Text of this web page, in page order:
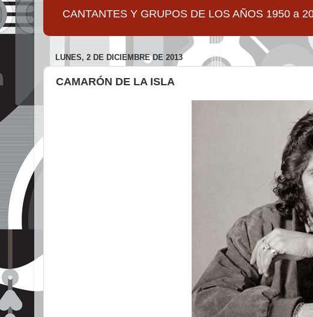
CANTANTES Y GRUPOS DE LOS AÑOS 1950 a
LUNES, 2 DE DICIEMBRE DE 2013
CAMARÓN DE LA ISLA